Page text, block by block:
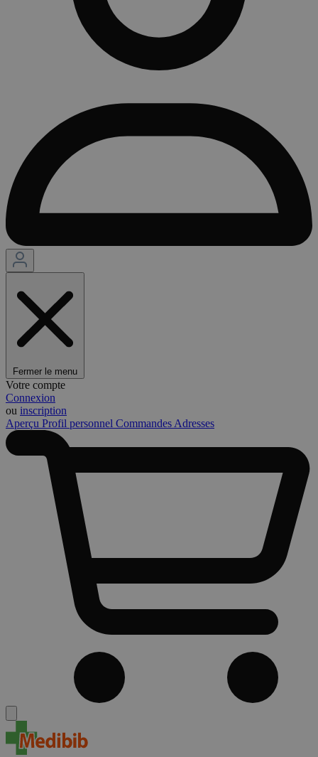
Fermer le menu
Votre compte
Connexion
ou inscription
Aperçu Profil personnel Commandes Adresses